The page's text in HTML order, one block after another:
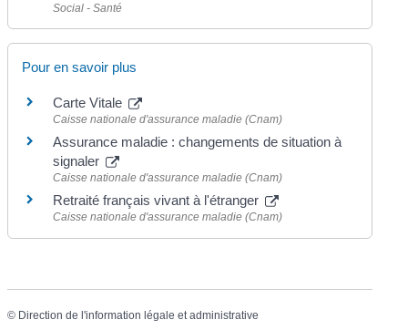
Social - Santé
Pour en savoir plus
Carte Vitale
Caisse nationale d'assurance maladie (Cnam)
Assurance maladie : changements de situation à
signaler
Caisse nationale d'assurance maladie (Cnam)
Retraité français vivant à l'étranger
Caisse nationale d'assurance maladie (Cnam)
© Direction de l'information légale et administrative